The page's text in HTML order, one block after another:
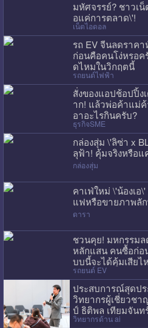
มหัศจรรย์? ชาวเ
อแค่การตลาด\'!
เน็ตไอดอล
รถ EV จีนลดราค
ก่อนคือคนโง่หรอ
ดไหมในวิกฤตนี้
รถยนต์ไฟฟ้า
สั่งของแอปช้อปปิ้ง
าก! แล้วพ่อค้าแม่ค้
อาอะไรกินครับ?
ธุรกิจSME
กล่องสุ่ม \'ลิซ่า x
ลุฟ้า! คุ้มจริงหรือ
กล่องสุ่ม
คาเฟ่ใหม่ \'น้องเอ
แฟหรือขายภาพลั
ดารา
ชวนคุย! มหกรรม
หลักแสน คนซื้อก่อ
บบนี้จะได้คุ้มเสียไ
รถยนต์ EV
ประสบการณ์สุดป
วิทยากรผู้เชี่ยวชา
ป์ ธิติพล เทียมจันท
ไปเลย
วิทยากรด้าน ai